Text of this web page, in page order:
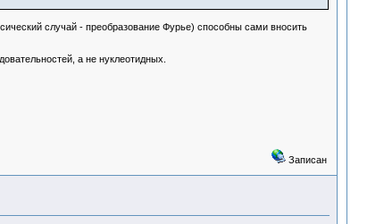
случай - преобразование Фурье) способны сами вносить
а не нуклеотидных.
Записан